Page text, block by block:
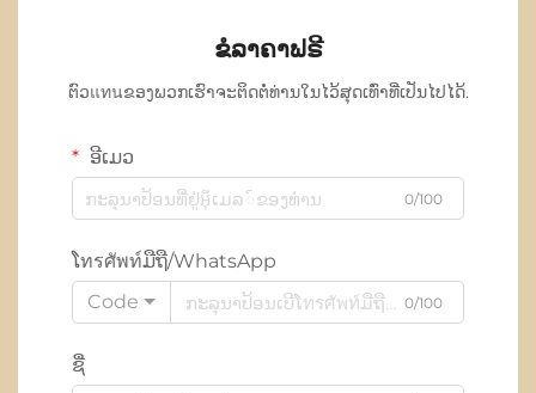
ຂໍລາຄາຟຣີ
ຕົວแทนຂອງພວກເຮົາຈະຕິດຕໍ່ທ່ານໃນໄວ້ສຸດເທົ່າທີ່ເປັນໄປໄດ້.
ອີເມວ
0/100
ໂทรศัพท์ມືຖື/WhatsApp
Code
0/100
ຊື່